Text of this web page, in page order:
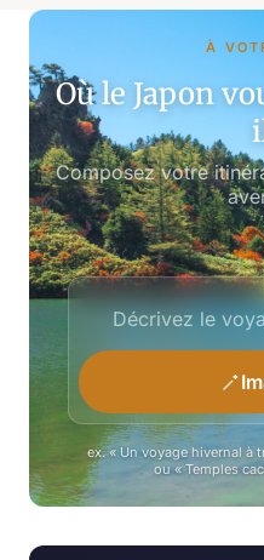
À
Où le Japon
Composez votre
ex. « Un voyage hivernal à
ou « Temples